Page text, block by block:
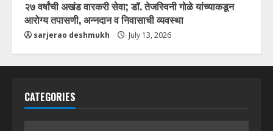
२७ वर्षांची अखंड वारकरी सेवा; डॉ. तेजस्विनी गोळे यांच्याकडून
आरोग्य तपासणी, अन्नदान व निवासाची व्यवस्था
sarjerao deshmukh July 13, 2026
CATEGORIES